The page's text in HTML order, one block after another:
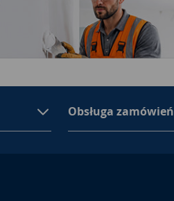
Obsługa zamówień